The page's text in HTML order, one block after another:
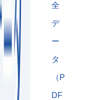
全
デ
ー
タ
（P
DF